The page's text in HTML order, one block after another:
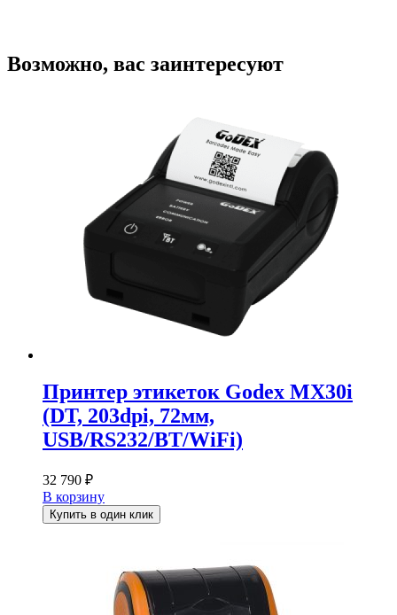
Возможно, вас заинтересуют
Принтер этикеток Godex MX30i
(DT, 203dpi, 72мм,
USB/RS232/BT/WiFi)
32 790 ₽
В корзину
Купить в один клик